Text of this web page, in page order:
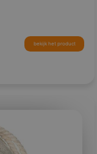
bekijk het product